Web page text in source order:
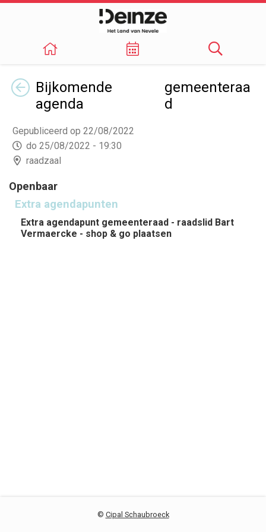
TerugBijkomende
agenda
gemeenteraa
d
Gepubliceerd op 22/08/2022
do 25/08/2022 - 19:30
raadzaal
Openbaar
Extra agendapunten
Extra agendapunt gemeenteraad - raadslid Bart
Vermaercke - shop & go plaatsen
© Cipal Schaubroeck